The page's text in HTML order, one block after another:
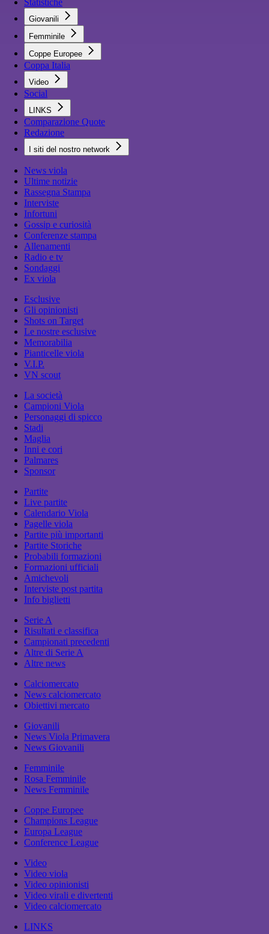
Statistiche
Giovanili
Femminile
Coppe Europee
Coppa Italia
Video
Social
LINKS
Comparazione Quote
Redazione
I siti del nostro network
News viola
Ultime notizie
Rassegna Stampa
Interviste
Infortuni
Gossip e curiosità
Conferenze stampa
Allenamenti
Radio e tv
Sondaggi
Ex viola
Esclusive
Gli opinionisti
Shots on Target
Le nostre esclusive
Memorabilia
Pianticelle viola
V.I.P.
VN scout
La società
Campioni Viola
Personaggi di spicco
Stadi
Maglia
Inni e cori
Palmares
Sponsor
Partite
Live partite
Calendario Viola
Pagelle viola
Partite più importanti
Partite Storiche
Probabili formazioni
Formazioni ufficiali
Amichevoli
Interviste post partita
Info biglietti
Serie A
Risultati e classifica
Campionati precedenti
Altre di Serie A
Altre news
Calciomercato
News calciomercato
Obiettivi mercato
Giovanili
News Viola Primavera
News Giovanili
Femminile
Rosa Femminile
News Femminile
Coppe Europee
Champions League
Europa League
Conference League
Video
Video viola
Video opinionisti
Video virali e divertenti
Video calciomercato
LINKS